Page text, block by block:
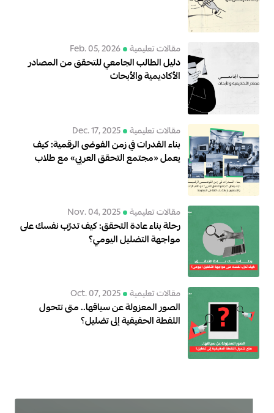
مقالات تعليمية Feb. 05, 2026
دليل الطالب الجامعي للتحقق من المصادر
الأكاديمية والأبحاث
مقالات تعليمية Dec. 17, 2025
بناء القدرات في زمن الفوضى الرقمية: كيف
يعمل «مجتمع التحقق العربي» مع طلاب
مقالات تعليمية Nov. 04, 2025
رحلة بناء عادة التحقق: كيف تدرّب نفسك على
مواجهة التضليل اليومي؟
مقالات تعليمية Oct. 07, 2025
الصور المعزولة عن سياقها.. متى تتحول
اللقطة الحقيقية إلى تضليل؟